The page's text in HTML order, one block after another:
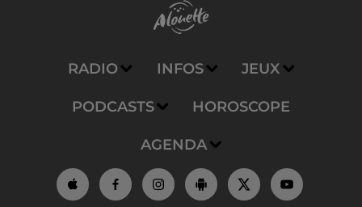
RADIO INFOS JEUX
PODCASTS HOROSCOPE
AGENDA